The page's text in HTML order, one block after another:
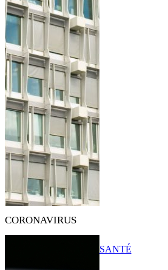
CORONAVIRUS
SANTÉ